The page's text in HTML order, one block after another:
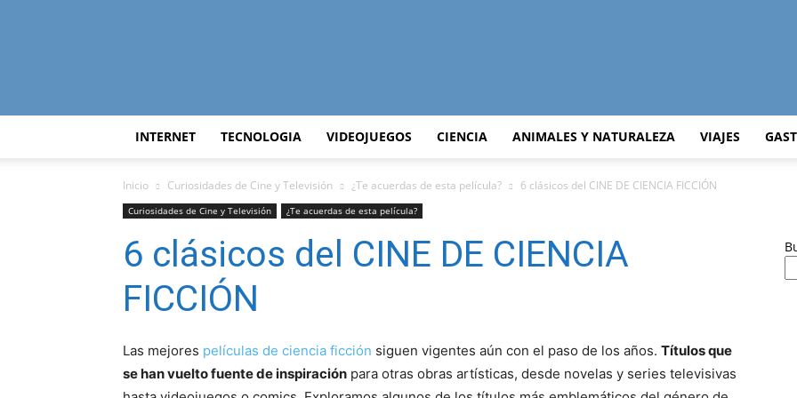
Curiosidades
del
INTERNET TECNOLOGIA VIDEOJUEGOS CIENCIA ANIMALES Y NATURALEZA VIAJES
Inicio Curiosidades de Cine y Televisión ¿Te acuerdas de esta película? 6 clásicos del CINE DE CIENCIA FICCIÓN
Curiosidades de Cine y Televisión ¿Te acuerdas de esta película?
6 clásicos del CINE DE CIENCIA
FICCIÓN
Las mejores películas de ciencia ficción siguen vigentes aún con el paso de los años. Títulos que
se han vuelto fuente de inspiración para otras obras artísticas, desde novelas y series televisivas